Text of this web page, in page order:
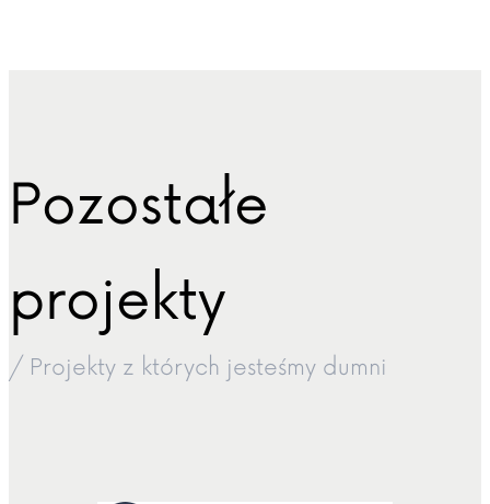
Pozostałe
projekty
/ Projekty z których jesteśmy dumni